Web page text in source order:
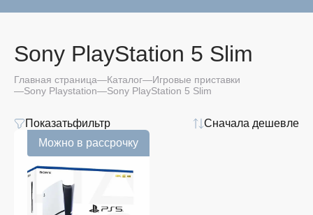
Sony PlayStation 5 Slim
Главная страница Каталог
Игровые приставки
Sony Playstation
Sony PlayStation 5 Slim
Показатьфильтр
Сначала дешевле
Показать
ещё
PlayStation
5 Slim
Можно в рассрочку